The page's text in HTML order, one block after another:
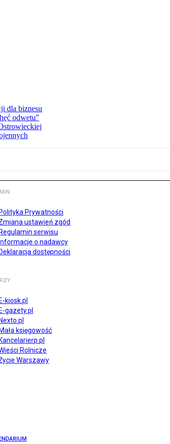
dla biznesu
odwetu”
Polityka Prywatności
ustawień zgód
Regulamin serwisu
Informacje o nadawcy
Deklaracja dostępności
E-kiosk.pl
E-gazety.pl
Nexto.pl
Mała księgowość
Kancelarierp.pl
Rolnicze
Warszawy